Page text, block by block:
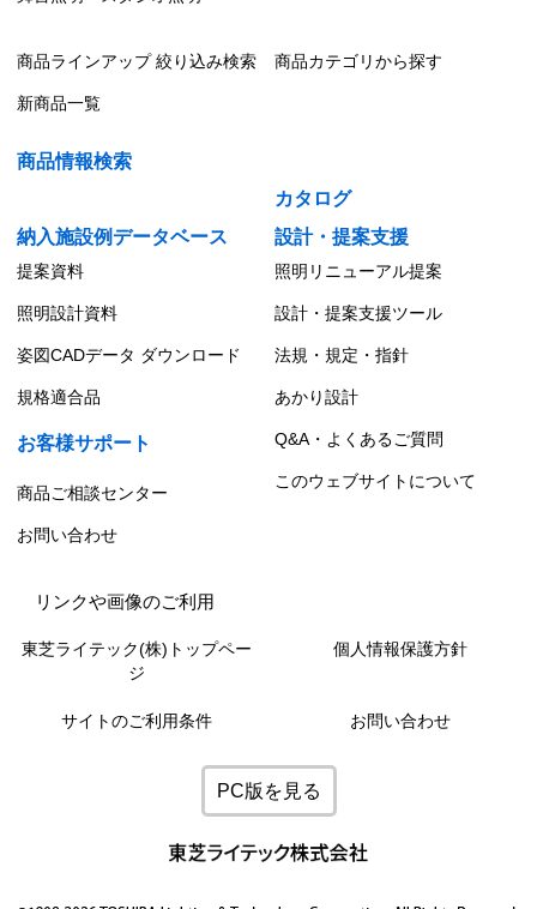
商品ラインアップ 絞り込み検索 商品カテゴリから探す
新商品一覧
商品情報検索
カタログ
納入施設例データベース
設計・提案支援
提案資料 照明リニューアル提案
照明設計資料 設計・提案支援ツール
姿図CADデータ ダウンロード 法規・規定・指針
規格適合品 あかり設計
お客様サポート Q&A・よくあるご質問
商品ご相談センター
このウェブサイトについて
お問い合わせ
リンクや画像のご利用
東芝ライテック(株)トップペー
ジ
個人情報保護方針
サイトのご利用条件 お問い合わせ
PC版を見る